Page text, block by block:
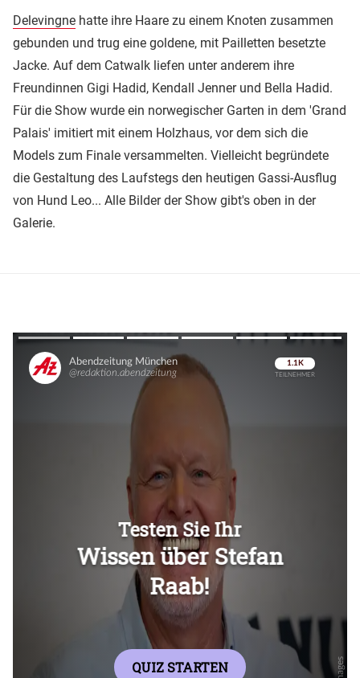
Delevingne hatte ihre Haare zu einem Knoten zusammen
gebunden und trug eine goldene, mit Pailletten besetzte
Jacke. Auf dem Catwalk liefen unter anderem ihre
Freundinnen Gigi Hadid, Kendall Jenner und Bella Hadid.
Für die Show wurde ein norwegischer Garten in dem 'Grand
Palais' imitiert mit einem Holzhaus, vor dem sich die
Models zum Finale versammelten. Vielleicht begründete
die Gestaltung des Laufstegs den heutigen Gassi-Ausflug
von Hund Leo... Alle Bilder der Show gibt's oben in der
Galerie.
Überspringen
Überspringen